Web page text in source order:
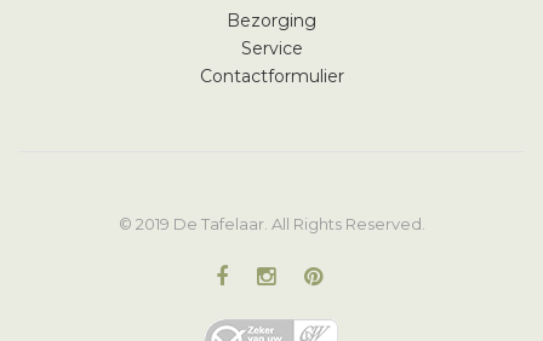
Bezorging
Service
Contactformulier
© 2019 De Tafelaar. All Rights Reserved.